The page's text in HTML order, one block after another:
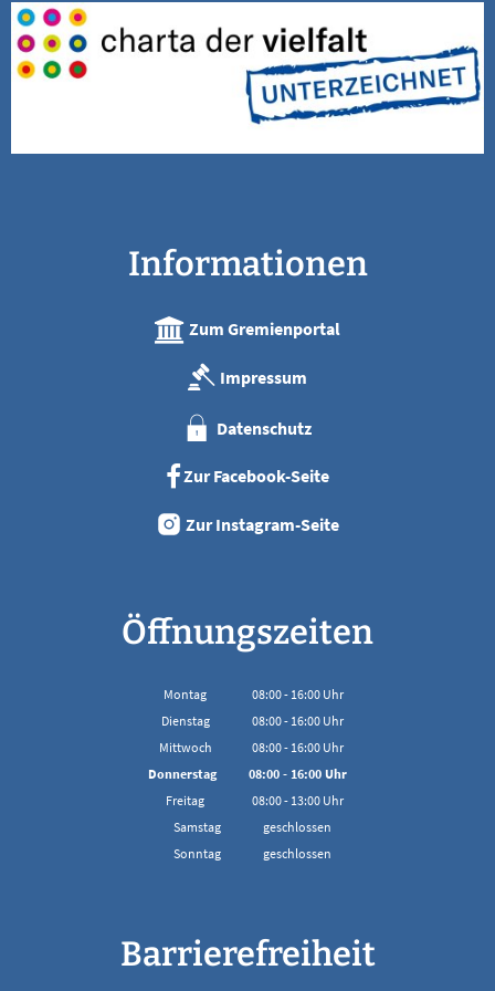
Informationen
Zum Gremienportal
Impressum
Datenschutz
Zur Facebook-Seite
Zur Instagram-Seite
Öffnungszeiten
Montag 08:00- 16:00Uhr
Von 08:00 bis 16:00 Uhr
Dienstag 08:00- 16:00Uhr
Von 08:00 bis 16:00 Uhr
Mittwoch 08:00- 16:00Uhr
Von 08:00 bis 16:00 Uhr
Donnerstag 08:00- 16:00Uhr
Von 08:00 bis 16:00 Uhr
Freitag 08:00- 13:00Uhr
Samstag
geschlossen
Sonntag
geschlossen
Barrierefreiheit